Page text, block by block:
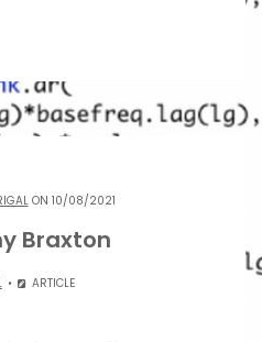
ON 10/08/2021
Braxton
ARTICLE